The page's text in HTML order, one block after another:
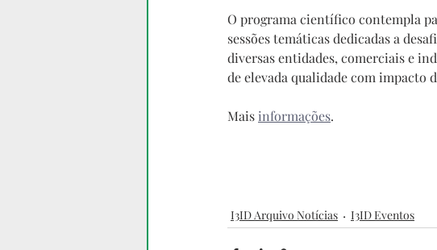
O programa científico contempla
sessões temáticas dedicadas a
diversas entidades, comerciais e
de elevada qualidade com impacto
Mais informações.
I3ID Arquivo Notícias I3ID Eventos